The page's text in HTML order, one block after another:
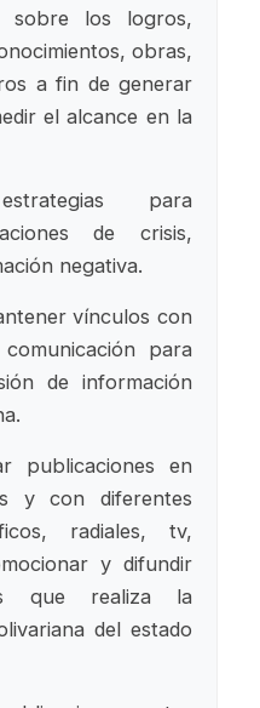
sobre los logros,
obras,
a fin de generar
el alcance en la
para
de crisis,
negativa.
vínculos con
para
de información
publicaciones en
y con diferentes
radiales, tv,
y difundir
que realiza la
del estado